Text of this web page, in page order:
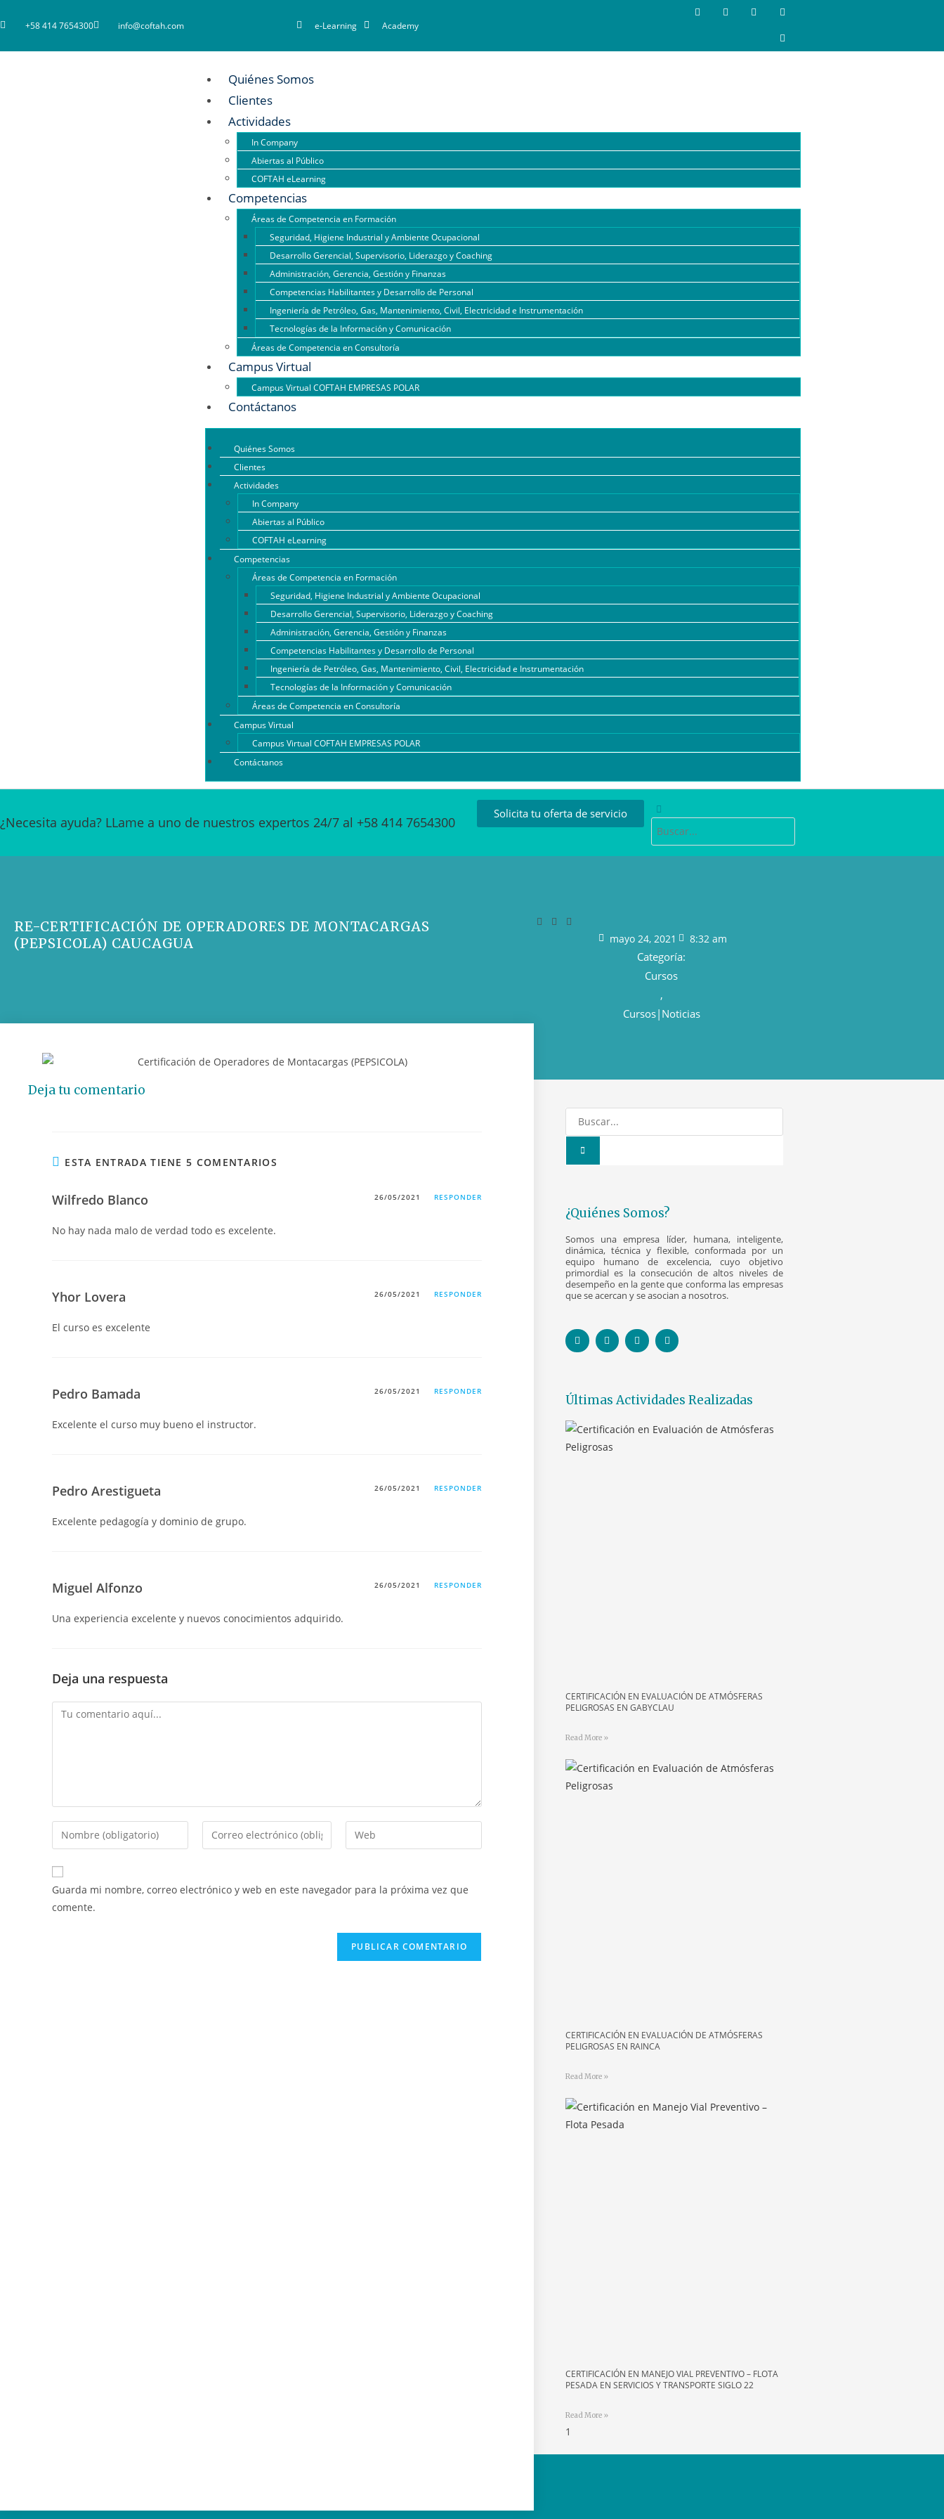
+58 414 7654300 info@coftah.com e-Learning Academy
Quiénes Somos
Clientes
Actividades
In Company
Abiertas al Público
COFTAH eLearning
Competencias
Áreas de Competencia en Formación
Seguridad, Higiene Industrial y Ambiente Ocupacional
Desarrollo Gerencial, Supervisorio, Liderazgo y Coaching
Administración, Gerencia, Gestión y Finanzas
Competencias Habilitantes y Desarrollo de Personal
Ingeniería de Petróleo, Gas, Mantenimiento, Civil, Electricidad e Instrumentación
Tecnologías de la Información y Comunicación
Áreas de Competencia en Consultoría
Campus Virtual
Campus Virtual COFTAH EMPRESAS POLAR
Contáctanos
Quiénes Somos
Clientes
Actividades
In Company
Abiertas al Público
COFTAH eLearning
Competencias
Áreas de Competencia en Formación
Seguridad, Higiene Industrial y Ambiente Ocupacional
Desarrollo Gerencial, Supervisorio, Liderazgo y Coaching
Administración, Gerencia, Gestión y Finanzas
Competencias Habilitantes y Desarrollo de Personal
Ingeniería de Petróleo, Gas, Mantenimiento, Civil, Electricidad e Instrumentación
Tecnologías de la Información y Comunicación
Áreas de Competencia en Consultoría
Campus Virtual
Campus Virtual COFTAH EMPRESAS POLAR
Contáctanos
¿Necesita ayuda? LLame a uno de nuestros expertos 24/7 al +58 414 7654300
Solicita tu oferta de servicio
RE-CERTIFICACIÓN DE OPERADORES DE MONTACARGAS
(PEPSICOLA) CAUCAGUA
mayo 24, 2021 8:32 am
Categoría:
Cursos
,
Cursos|Noticias
Deja tu comentario
ESTA ENTRADA TIENE 5 COMENTARIOS
Wilfredo Blanco 26/05/2021 RESPONDER
No hay nada malo de verdad todo es excelente.
Yhor Lovera 26/05/2021 RESPONDER
El curso es excelente
Pedro Bamada 26/05/2021 RESPONDER
Excelente el curso muy bueno el instructor.
Pedro Arestigueta 26/05/2021 RESPONDER
Excelente pedagogía y dominio de grupo.
Miguel Alfonzo 26/05/2021 RESPONDER
Una experiencia excelente y nuevos conocimientos adquirido.
Deja una respuesta
Guarda mi nombre, correo electrónico y web en este navegador para la próxima vez que
comente.
¿Quiénes Somos?
Somos una empresa líder, humana, inteligente,
dinámica, técnica y flexible, conformada por un
equipo humano de excelencia, cuyo objetivo
primordial es la consecución de altos niveles de
desempeño en la gente que conforma las empresas
que se acercan y se asocian a nosotros.
Últimas Actividades Realizadas
CERTIFICACIÓN EN EVALUACIÓN DE ATMÓSFERAS
PELIGROSAS EN GABYCLAU
Read More »
CERTIFICACIÓN EN EVALUACIÓN DE ATMÓSFERAS
PELIGROSAS EN RAINCA
Read More »
CERTIFICACIÓN EN MANEJO VIAL PREVENTIVO – FLOTA
PESADA EN SERVICIOS Y TRANSPORTE SIGLO 22
Read More »